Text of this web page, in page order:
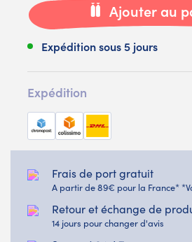
Ajouter au
Expédition sous 5 jours
Expédition
Frais de port gratuit
A partir de 89€ pour la France*
Retour et échange de
14 jours pour changer d'avis